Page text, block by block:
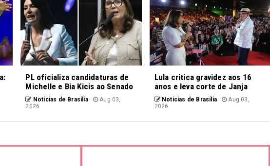
PL oficializa candidaturas de
Michelle e Bia Kicis ao Senado
Notícias de Brasília
Aug 03,
2026
Lula critica gravidez aos 16
anos e leva corte de Janja
Notícias de Brasília
Aug 03,
2026